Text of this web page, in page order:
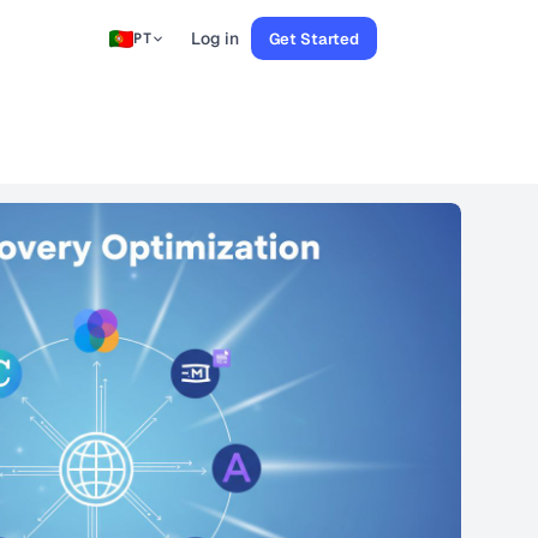
PT Log in Get Started